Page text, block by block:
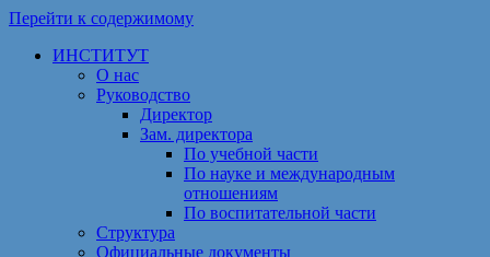
Перейти к содержимому
ИНСТИТУТ
О нас
Руководство
Директор
Зам. директора
По учебной части
По науке и международным
отношениям
По воспитательной части
Структура
Официальные документы